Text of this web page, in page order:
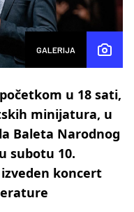
GALERIJA
u 18 sati,
minijatura, u
Baleta Narodnog
subotu 10.
koncert